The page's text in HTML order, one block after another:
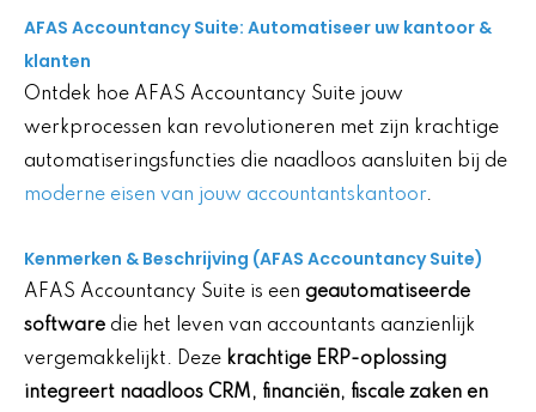
AFAS Accountancy Suite: Automatiseer uw kantoor &
klanten
Ontdek hoe AFAS Accountancy Suite jouw
werkprocessen kan revolutioneren met zijn krachtige
automatiseringsfuncties die naadloos aansluiten bij de
moderne eisen van jouw accountantskantoor.
Kenmerken & Beschrijving (AFAS Accountancy Suite)
AFAS Accountancy Suite is een geautomatiseerde
software die het leven van accountants aanzienlijk
vergemakkelijkt. Deze krachtige ERP-oplossing
integreert naadloos CRM, financiën, fiscale zaken en